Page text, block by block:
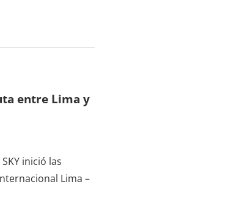
entre Lima y
inició las
Lima –